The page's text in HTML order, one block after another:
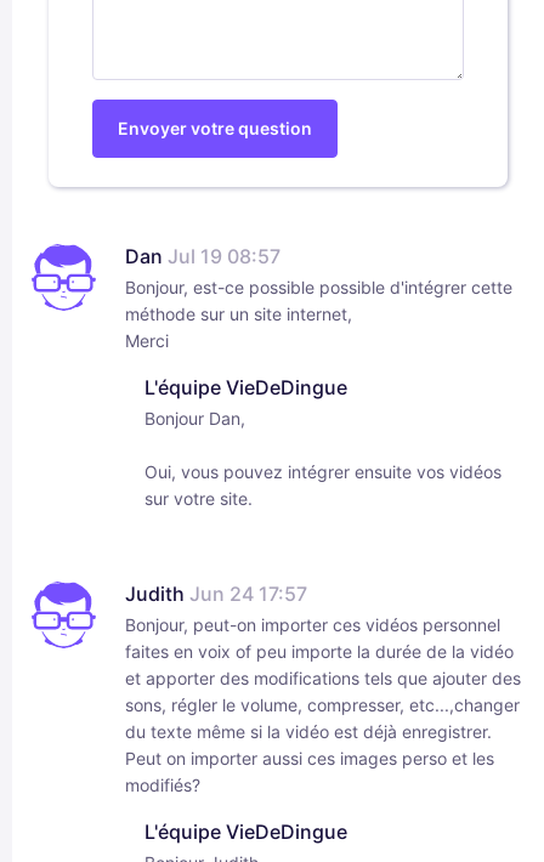
Envoyer votre question
Dan Jul 19 08:57
Bonjour, est-ce possible possible d'intégrer cette
méthode sur un site internet,
Merci
L'équipe VieDeDingue
Bonjour Dan,
Oui, vous pouvez intégrer ensuite vos vidéos
sur votre site.
Judith Jun 24 17:57
Bonjour, peut-on importer ces vidéos personnel
faites en voix of peu importe la durée de la vidéo
et apporter des modifications tels que ajouter des
sons, régler le volume, compresser, etc...,changer
du texte même si la vidéo est déjà enregistrer.
Peut on importer aussi ces images perso et les
modifiés?
L'équipe VieDeDingue